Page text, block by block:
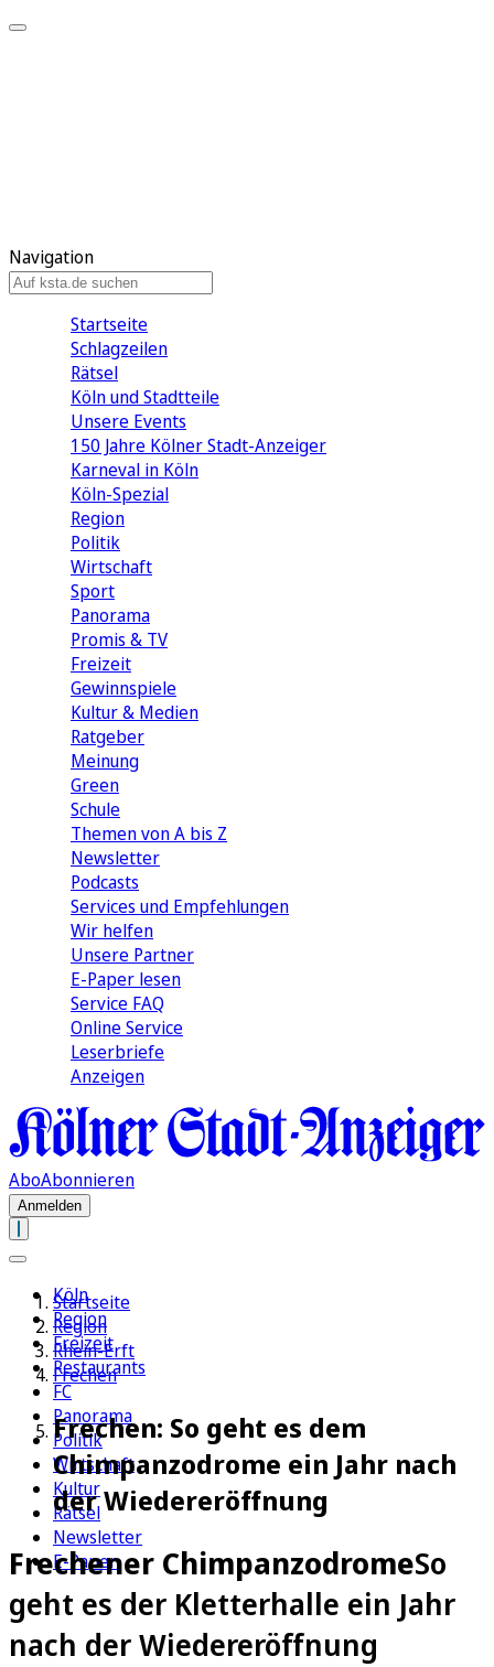
Navigation
Startseite
Schlagzeilen
Rätsel
Köln und Stadtteile
Unsere Events
150 Jahre Kölner Stadt-Anzeiger
Karneval in Köln
Köln-Spezial
Region
Politik
Wirtschaft
Sport
Panorama
Promis & TV
Freizeit
Gewinnspiele
Kultur & Medien
Ratgeber
Meinung
Green
Schule
Themen von A bis Z
Newsletter
Podcasts
Services und Empfehlungen
Wir helfen
Unsere Partner
E-Paper lesen
Service FAQ
Online Service
Leserbriefe
Anzeigen
AboAbonnieren
Anmelden
Köln
Region
Freizeit
Restaurants
FC
Panorama
Politik
Wirtschaft
Kultur
Rätsel
Newsletter
E-Paper
Startseite
Region
Rhein-Erft
Frechen
Frechen: So geht es dem
Chimpanzodrome ein Jahr nach
der Wiedereröffnung
Frechener ChimpanzodromeSo
geht es der Kletterhalle ein Jahr
nach der Wiedereröffnung